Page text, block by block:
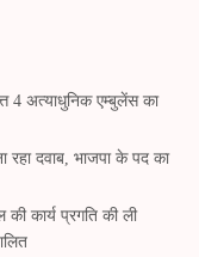
4 अत्याधुनिक एम्बुलेंस का
रहा दवाब, भाजपा के पद का
की कार्य प्रगति की ली